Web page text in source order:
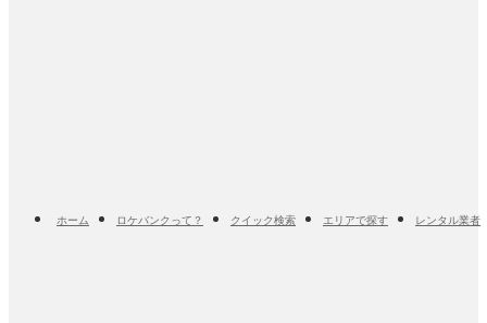
ホーム ロケバンクって？ クイック検索 エリアで探す レンタル業者